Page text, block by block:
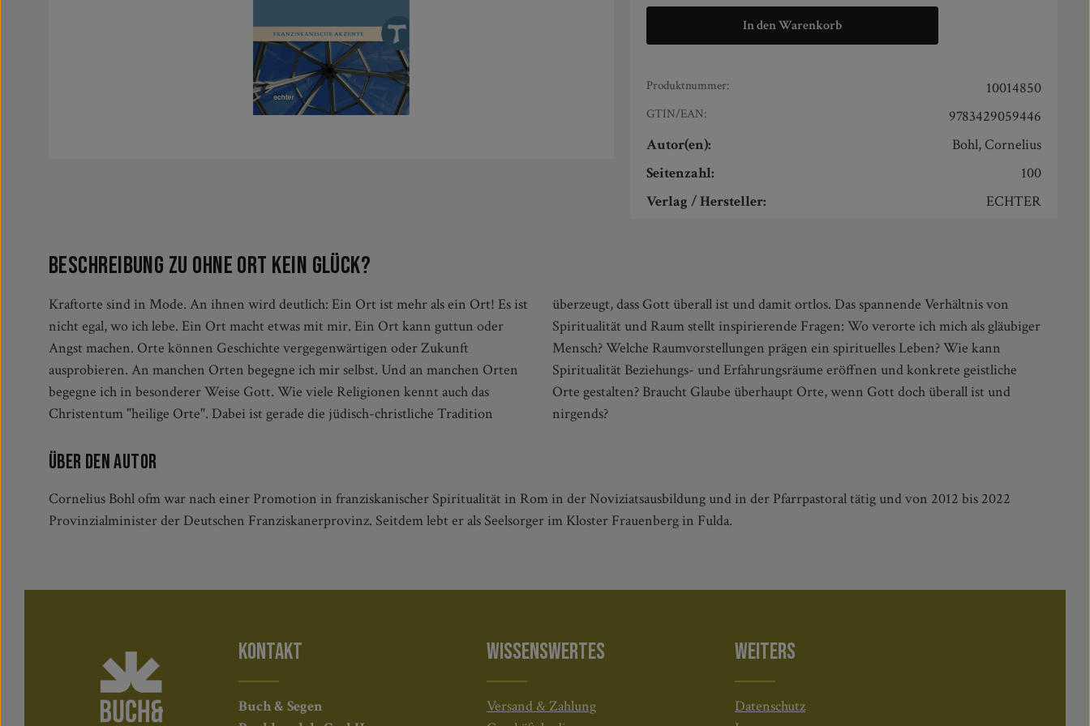
In den Warenkorb
Produktnummer: 10014850
GTIN/EAN:
9783429059446
Autor(en):
Bohl, Cornelius
Seitenzahl:
100
Verlag / Hersteller:
ECHTER
Beschreibung zu Ohne Ort kein Glück?
Kraftorte sind in Mode. An ihnen wird deutlich: Ein Ort ist mehr als ein Ort! Es ist
nicht egal, wo ich lebe. Ein Ort macht etwas mit mir. Ein Ort kann guttun oder
Angst machen. Orte können Geschichte vergegenwärtigen oder Zukunft
ausprobieren. An manchen Orten begegne ich mir selbst. Und an manchen Orten
begegne ich in besonderer Weise Gott. Wie viele Religionen kennt auch das
Christentum "heilige Orte". Dabei ist gerade die jüdisch-christliche Tradition
überzeugt, dass Gott überall ist und damit ortlos. Das spannende Verhältnis von
Spiritualität und Raum stellt inspirierende Fragen: Wo verorte ich mich als gläubiger
Mensch? Welche Raumvorstellungen prägen ein spirituelles Leben? Wie kann
Spiritualität Beziehungs- und Erfahrungsräume eröffnen und konkrete geistliche
Orte gestalten? Braucht Glaube überhaupt Orte, wenn Gott doch überall ist und
nirgends?
Über den Autor
Cornelius Bohl ofm war nach einer Promotion in franziskanischer Spiritualität in Rom in der Noviziatsausbildung und in der Pfarrpastoral tätig und von 2012 bis 2022
Provinzialminister der Deutschen Franziskanerprovinz. Seitdem lebt er als Seelsorger im Kloster Frauenberg in Fulda.
KONTAKT
Buch & Segen
WISSENSWERTES
Versand & Zahlung
WEITERS
Datenschutz